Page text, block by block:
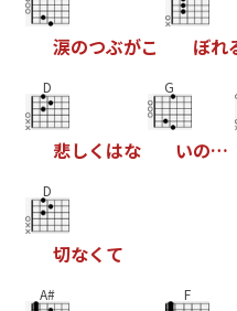
涙のつぶがこ ぼれ
D
悲しく はな
G
いの…
D
切なく て
A# F